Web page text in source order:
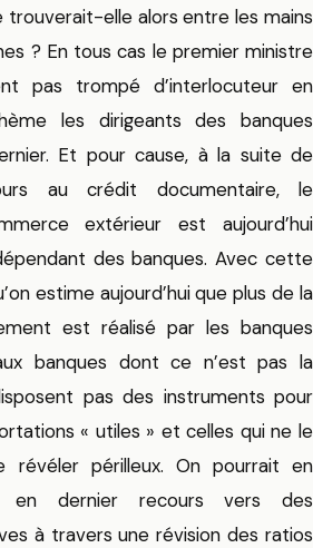
trouverait-elle alors entre les mains
? En tous cas le premier ministre
pas trompé d’interlocuteur en
les dirigeants des banques
Et pour cause, à la suite de
au crédit documentaire, le
extérieur est aujourd’hui
des banques. Avec cette
estime aujourd’hui que plus de la
est réalisé par les banques
banques dont ce n’est pas la
pas des instruments pour
« utiles » et celles qui ne le
révéler périlleux. On pourrait en
en dernier recours vers des
à travers une révision des ratios